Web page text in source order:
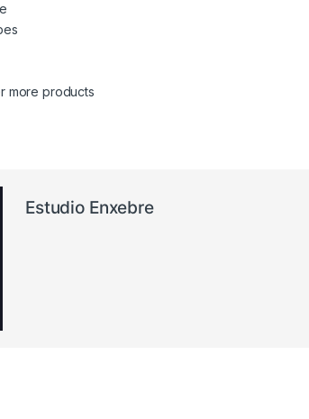
more products
Estudio Enxebre